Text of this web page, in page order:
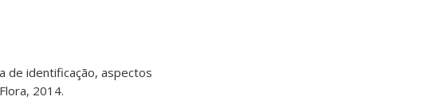
de identificação, aspectos
2014.